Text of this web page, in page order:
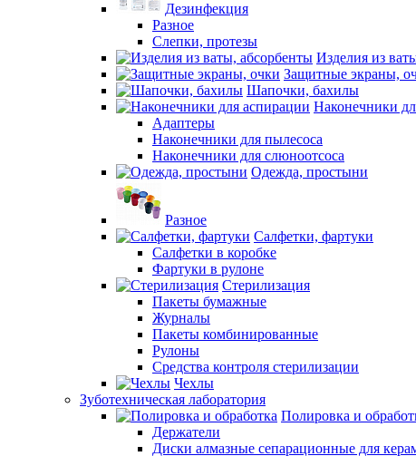
Дезинфекция
Разное
Слепки, протезы
Изделия из
Защитные экраны,
Шапочки, бахилы
Наконечники
Адаптеры
Наконечники для пылесоса
Наконечники для слюноотсоса
Одежда, простыни
Разное
Салфетки, фартуки
Салфетки в коробке
Фартуки в рулоне
Стерилизация
Пакеты бумажные
Журналы
Пакеты комбинированные
Рулоны
Средства контроля стерилизации
Чехлы
Зуботехническая лаборатория
Полировка и
Держатели
Диски алмазные сепарационные для